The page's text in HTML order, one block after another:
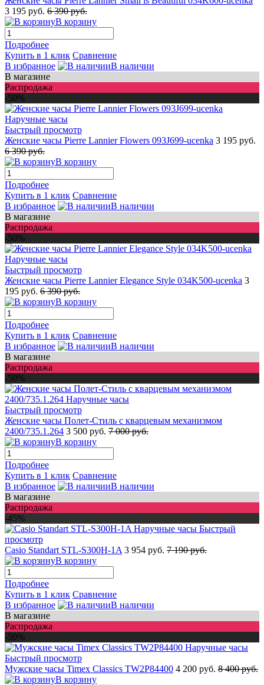
3 195 руб. 6 390 руб.
В корзину
Подробнее
Купить в 1 клик Сравнение
В избранное
В наличии
В магазине
Распродажа
-50%
Быстрый просмотр
Женские часы Pierre Lannier Flowers 093J699-ucenka 3 195 руб.
6 390 руб.
В корзину
Подробнее
Купить в 1 клик Сравнение
В избранное
В наличии
В магазине
Распродажа
-50%
Быстрый просмотр
Женские часы Pierre Lannier Elegance Style 034K500-ucenka 3
195 руб. 6 390 руб.
В корзину
Подробнее
Купить в 1 клик Сравнение
В избранное
В наличии
В магазине
Распродажа
-50%
Быстрый просмотр
Женские часы Полет-Стиль с кварцевым механизмом
2400/735.1.264 3 500 руб. 7 000 руб.
В корзину
Подробнее
Купить в 1 клик Сравнение
В избранное
В наличии
В магазине
Распродажа
-45%
Быстрый
просмотр
Casio Standart STL-S300H-1A 3 954 руб. 7 190 руб.
В корзину
Подробнее
Купить в 1 клик Сравнение
В избранное
В наличии
В магазине
Распродажа
-50%
Быстрый просмотр
Мужские часы Timex Classics TW2P84400 4 200 руб. 8 400 руб.
В корзину